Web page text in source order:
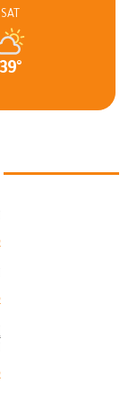
SAT
39°